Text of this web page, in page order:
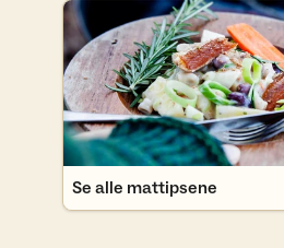
Se alle mattipsene
Se alle mattipsene